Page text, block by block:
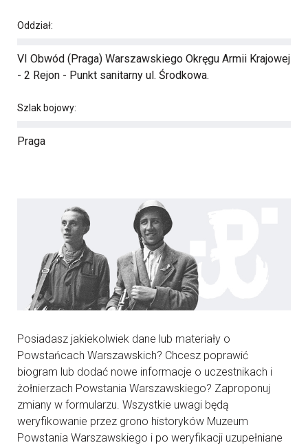
Oddział:
VI Obwód (Praga) Warszawskiego Okręgu Armii Krajowej
- 2 Rejon - Punkt sanitarny ul. Środkowa.
Szlak bojowy:
Praga
Posiadasz jakiekolwiek dane lub materiały o
Powstańcach Warszawskich? Chcesz poprawić
biogram lub dodać nowe informacje o uczestnikach i
żołnierzach Powstania Warszawskiego? Zaproponuj
zmiany w formularzu. Wszystkie uwagi będą
weryfikowanie przez grono historyków Muzeum
Powstania Warszawskiego i po weryfikacji uzupełniane